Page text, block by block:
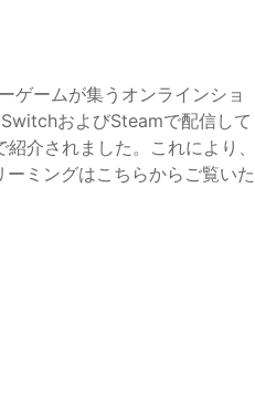
ームが集うオンラインショ
およびSteamで配信して
介されました。これにより、
ミングはこちらからご覧いた